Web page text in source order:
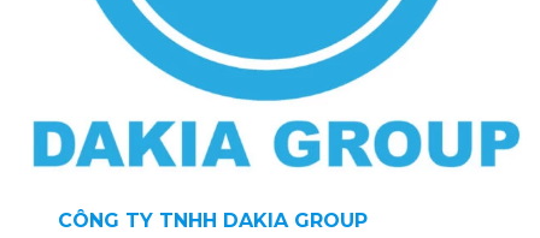
CÔNG TY TNHH DAKIA GROUP